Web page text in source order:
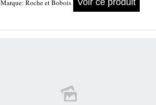
Marque: Roche et Bobois Voir ce produit